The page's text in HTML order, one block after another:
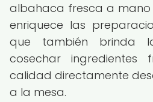
albahaca fresca a mano
enriquece las
que también brinda
cosechar
calidad directamente
a la mesa.